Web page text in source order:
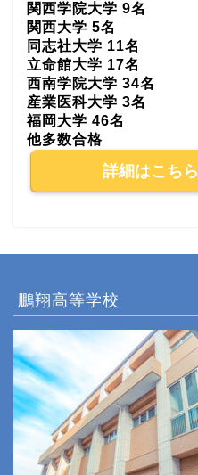
関西学院大学 9名
関西大学 5名
同志社大学 11名
立命館大学 17名
西南学院大学 34名
産業医科大学 3名
福岡大学 46名
他多数合格
詳細はこちら
鵬翔高等学校